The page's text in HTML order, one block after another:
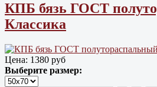
КПБ бязь ГОСТ
Классика
Цена: 1380 руб
Выберите размер: